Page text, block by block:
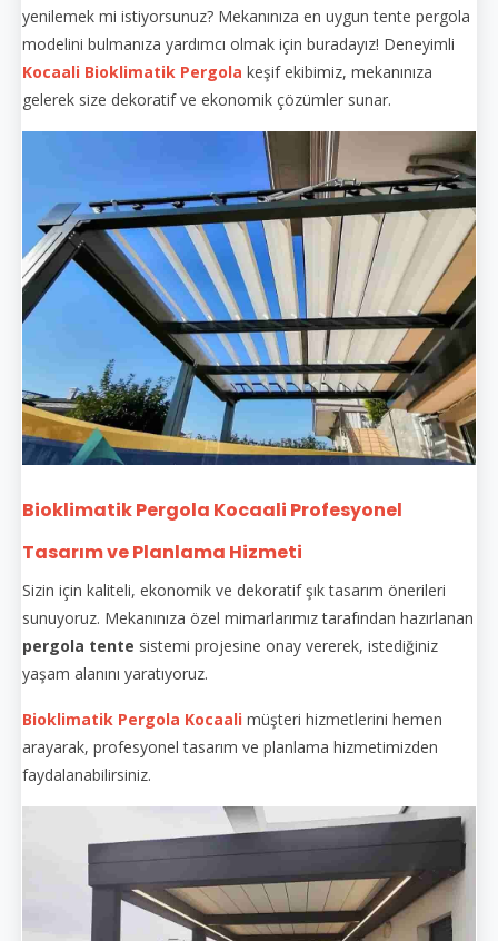
yenilemek mi istiyorsunuz? Mekanınıza en uygun tente pergola
modelini bulmanıza yardımcı olmak için buradayız! Deneyimli
Kocaali Bioklimatik Pergola keşif ekibimiz, mekanınıza
gelerek size dekoratif ve ekonomik çözümler sunar.
Bioklimatik Pergola Kocaali Profesyonel
Tasarım ve Planlama Hizmeti
Sizin için kaliteli, ekonomik ve dekoratif şık tasarım önerileri
sunuyoruz. Mekanınıza özel mimarlarımız tarafından hazırlanan
pergola tente sistemi projesine onay vererek, istediğiniz
yaşam alanını yaratıyoruz.
Bioklimatik Pergola Kocaali müşteri hizmetlerini hemen
arayarak, profesyonel tasarım ve planlama hizmetimizden
faydalanabilirsiniz.